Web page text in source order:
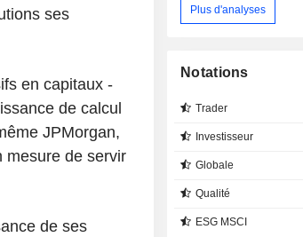
ses
en capitaux -
de calcul
JPMorgan,
mesure de servir
de ses
Plus d'analyses
Notations
Trader
Investisseur
Globale
Qualité
ESG MSCI